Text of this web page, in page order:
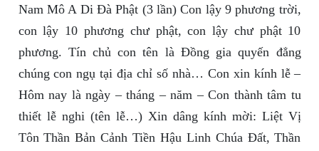
Nam Mô A Di Đà Phật (3 lần) Con lậy 9 phương trời,
con lậy 10 phương chư phật, con lậy chư phật 10
phương. Tín chủ con tên là Đồng gia quyến đẳng
chúng con ngụ tại địa chỉ số nhà… Con xin kính lễ –
Hôm nay là ngày – tháng – năm – Con thành tâm tu
thiết lễ nghi (tên lễ…) Xin dâng kính mời: Liệt Vị
Tôn Thần Bản Cảnh Tiền Hậu Linh Chúa Đất, Thần